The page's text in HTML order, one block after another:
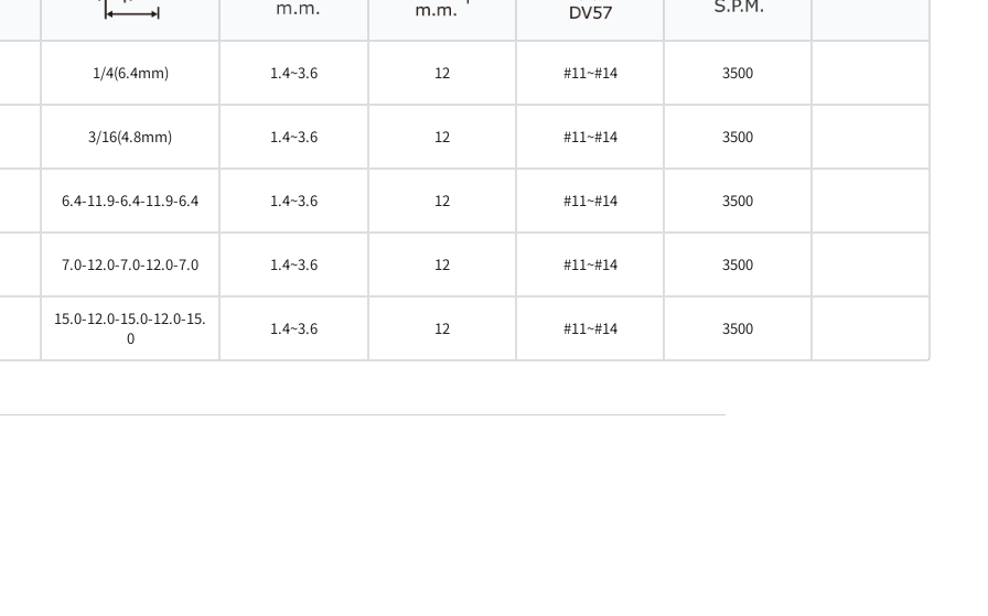
1/4(6.4mm) 1.4~3.6 12 #11~#14 3500
3/16(4.8mm) 1.4~3.6 12 #11~#14 3500
6.4-11.9-6.4-11.9-6.4 1.4~3.6 12 #11~#14 3500
7.0-12.0-7.0-12.0-7.0 1.4~3.6 12 #11~#14 3500
15.0-12.0-15.0-12.0-15.
0
1.4~3.6 12 #11~#14 3500